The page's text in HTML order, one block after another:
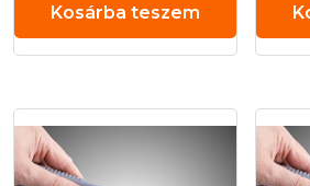
Kosárba teszem